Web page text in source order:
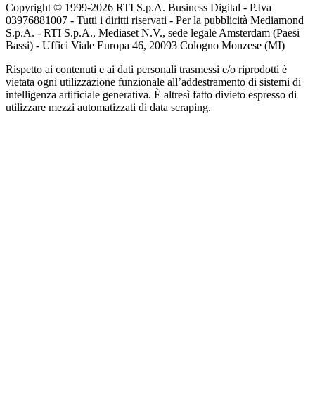
Copyright © 1999-2026 RTI S.p.A. Business Digital - P.Iva
03976881007 - Tutti i diritti riservati - Per la pubblicità Mediamond
S.p.A. - RTI S.p.A., Mediaset N.V., sede legale Amsterdam (Paesi
Bassi) - Uffici Viale Europa 46, 20093 Cologno Monzese (MI)
Rispetto ai contenuti e ai dati personali trasmessi e/o riprodotti è
vietata ogni utilizzazione funzionale all’addestramento di sistemi di
intelligenza artificiale generativa. È altresì fatto divieto espresso di
utilizzare mezzi automatizzati di data scraping.